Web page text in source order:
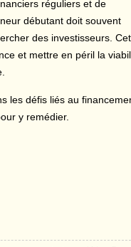
réguliers et de
débutant doit souvent
des investisseurs.
et mettre en péril la
les défis liés au
y remédier.